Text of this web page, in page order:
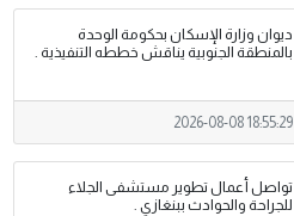
ديوان وزارة الإسكان بحكومة الوحدة
بالمنطقة الجنوبية يناقش خططه التنفيذية .
2026-08-08 18:55:29
تواصل أعمال تطوير مستشفى الجلاء
للجراحة والحوادث ببنغازي .